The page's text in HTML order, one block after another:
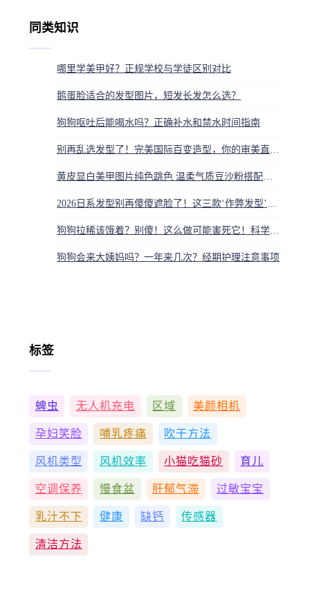
同类知识
哪里学美甲好？正规学校与学徒区别对比
鹅蛋脸适合的发型图片，短发长发怎么选？
狗狗呕吐后能喝水吗？正确补水和禁水时间指南
狗狗会来大姨妈吗？一年来几次？经期护理注意事项
标签
蜱虫 无人机充电 区域 美颜相机
孕妇笑脸 哺乳疼痛 吹干方法
风机类型 风机效率 小猫吃猫砂 育儿
空调保养 慢食盆 肝郁气滞 过敏宝宝
乳汁不下 健康 缺钙 传感器
清洁方法